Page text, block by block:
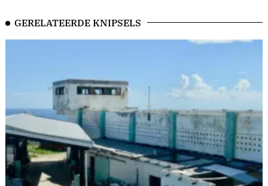
GERELATEERDE KNIPSELS